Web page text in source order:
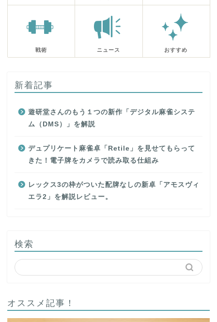
戦術 ニュース おすすめ
新着記事
遊研堂さんのもう１つの新作「デジタル麻雀システ
ム（DMS）」を解説
デュプリケート麻雀卓「Retile」を見せてもらって
きた！電子牌をカメラで読み取る仕組み
レックス3の枠がついた配牌なしの新卓「アモスヴィ
エラ2」を解説レビュー。
検索
オススメ記事！